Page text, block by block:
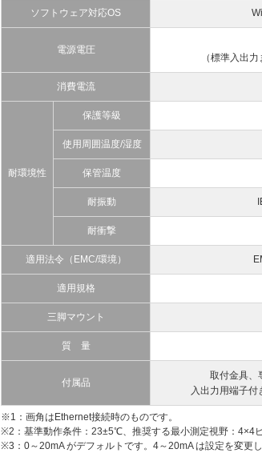
ソフトウェア対応OS
電源電圧
（標準入出
消費電流
耐環境性
保護等級
使用周囲温度/湿度
保管温度
耐振動
耐衝撃
適用法令（EMC/環境）
適用規格
三脚マウント
質 量
付属品
取付金具、
入出力用端子
※1：画角はEthernet接続時のものです。
※2：基準動作条件：23±5℃、推奨する最小測定視野：4×4
※3：0～20mA がデフォルトです。4～20mA は設定を変更し